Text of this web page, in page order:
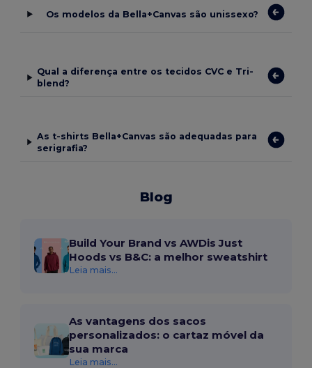
Os modelos da Bella+Canvas são unissexo?
Qual a diferença entre os tecidos CVC e Tri-
blend?
As t-shirts Bella+Canvas são adequadas para
serigrafia?
Blog
Build Your Brand vs AWDis Just
Hoods vs B&C: a melhor sweatshirt
Leia mais...
As vantagens dos sacos
personalizados: o cartaz móvel da
sua marca
Leia mais...